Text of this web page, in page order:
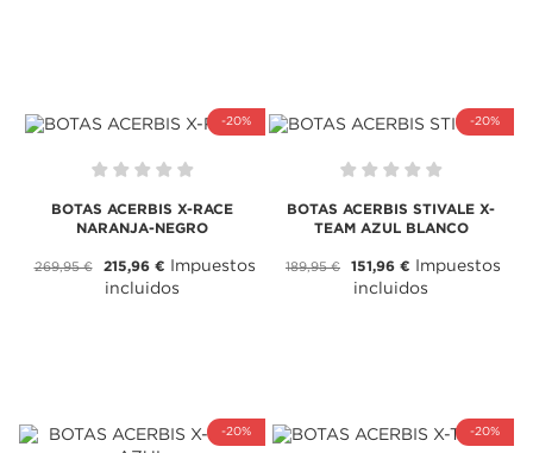
-20%
BOTAS ACERBIS X-RACE
NARANJA-NEGRO
269,95 € 215,96 € Impuestos
incluidos
-20%
BOTAS ACERBIS STIVALE X-
TEAM AZUL BLANCO
189,95 € 151,96 €
Impuestos
incluidos
-20% -20%